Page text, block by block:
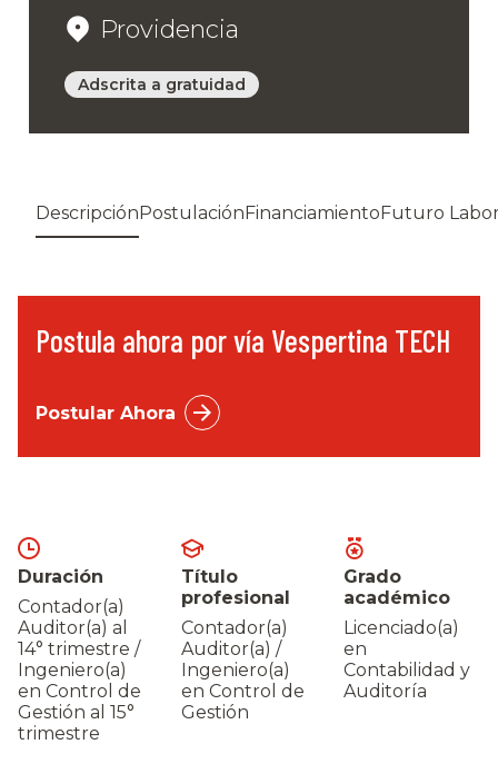
Providencia
Adscrita a gratuidad
DescripciónPostulaciónFinanciamientoFuturo
Postula ahora por vía Vespertina TECH
Postular Ahora
Duración
Contador(a)
Auditor(a) al
14° trimestre /
Ingeniero(a)
en Control de
Gestión al 15°
trimestre
Título
profesional
Contador(a)
Auditor(a) /
Ingeniero(a)
en Control de
Gestión
Grado
académico
Licenciado(a)
en
Contabilidad y
Auditoría